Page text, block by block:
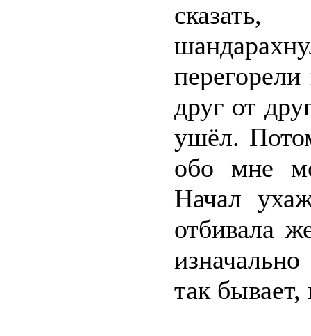
друг от
ушёл.
обо мне
Начал
отбивала
так бывает,